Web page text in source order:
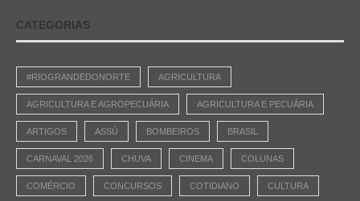
CATEGORIAS
#RIOGRANDEDONORTE AGRICULTURA
AGRICULTURA E AGROPECUÁRIA AGRICULTURA E PECUÁRIA
ARTIGOS ASSÚ BOMBEIROS BRASIL
CARNAVAL 2026 CHUVA CINEMA COLUNAS
COMÉRCIO CONCURSOS COTIDIANO CULTURA